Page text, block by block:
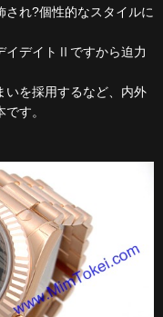
され?個性的なスタイルに
イデイトⅡですから迫力
いを採用するなど、内外
す。